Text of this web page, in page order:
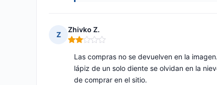
Z
Zhivko Z.
Nota: 2 de 5
Las compras no se devuelven en la
lápiz de un solo diente se olvidan en la
de comprar en el sitio.